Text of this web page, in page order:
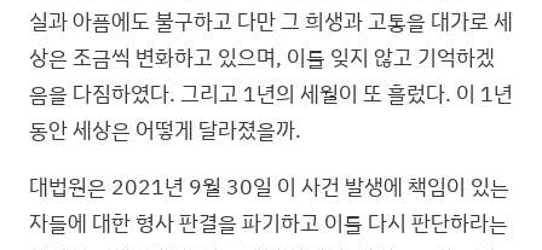
실과 아픔에도 불구하고 다만 그 희생과 고통을 대가로 세
상은 조금씩 변화하고 있으며, 이를 잊지 않고 기억하겠
음을 다짐하였다. 그리고 1년의 세월이 또 흘렀다. 이 1년
동안 세상은 어떻게 달라졌을까.
대법원은 2021년 9월 30일 이 사건 발생에 책임이 있는
자들에 대한 형사 판결을 파기하고 이를 다시 판단하라는